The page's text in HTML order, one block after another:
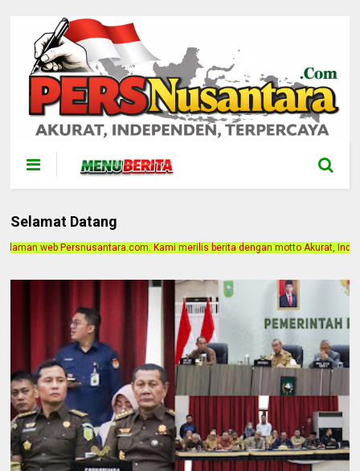
Selamat Datang
Kami merilis berita dengan motto Akurat, Independen, Terpercaya. Alamat